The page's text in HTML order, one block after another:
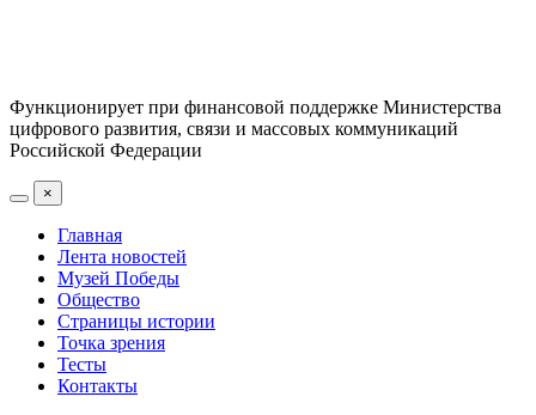
Функционирует при финансовой поддержке Министерства
цифрового развития, связи и массовых коммуникаций
Российской Федерации
×
Главная
Лента новостей
Музей Победы
Общество
Страницы истории
Точка зрения
Тесты
Контакты